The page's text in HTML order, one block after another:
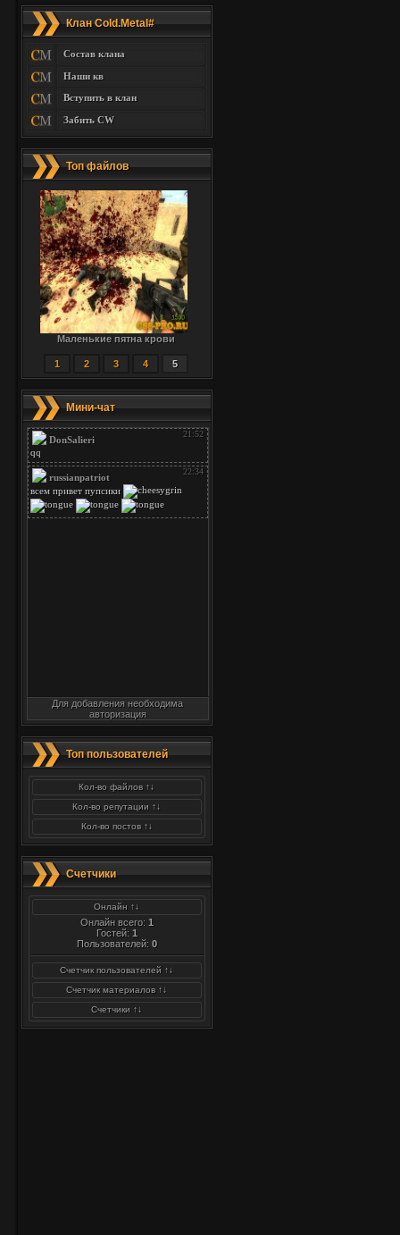
Клан Cold.Metal#
Состав клана
Наши кв
Вступить в клан
Забить CW
Топ файлов
Маленькие пятна крови
1 2 3 4 5
Мини-чат
Для добавления необходима
авторизация
Топ пользователей
Кол-во файлов ↑↓
Кол-во репутации ↑↓
Кол-во постов ↑↓
Счетчики
Онлайн ↑↓
Онлайн всего: 1
Гостей: 1
Пользователей: 0
Счетчик пользователей ↑↓
Счетчик материалов ↑↓
Счетчики ↑↓